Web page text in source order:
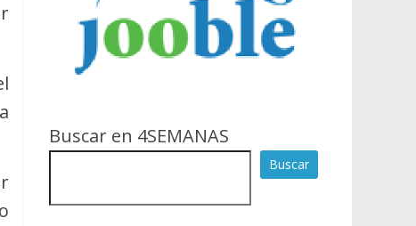
Buscar en 4SEMANAS
Buscar